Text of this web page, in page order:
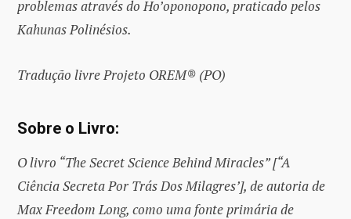
problemas através do Ho’oponopono, praticado pelos
Kahunas Polinésios.
Tradução livre Projeto OREM® (PO)
Sobre o Livro:
O livro “The Secret Science Behind Miracles” [“A
Ciência Secreta Por Trás Dos Milagres’], de autoria de
Max Freedom Long, como uma fonte primária de